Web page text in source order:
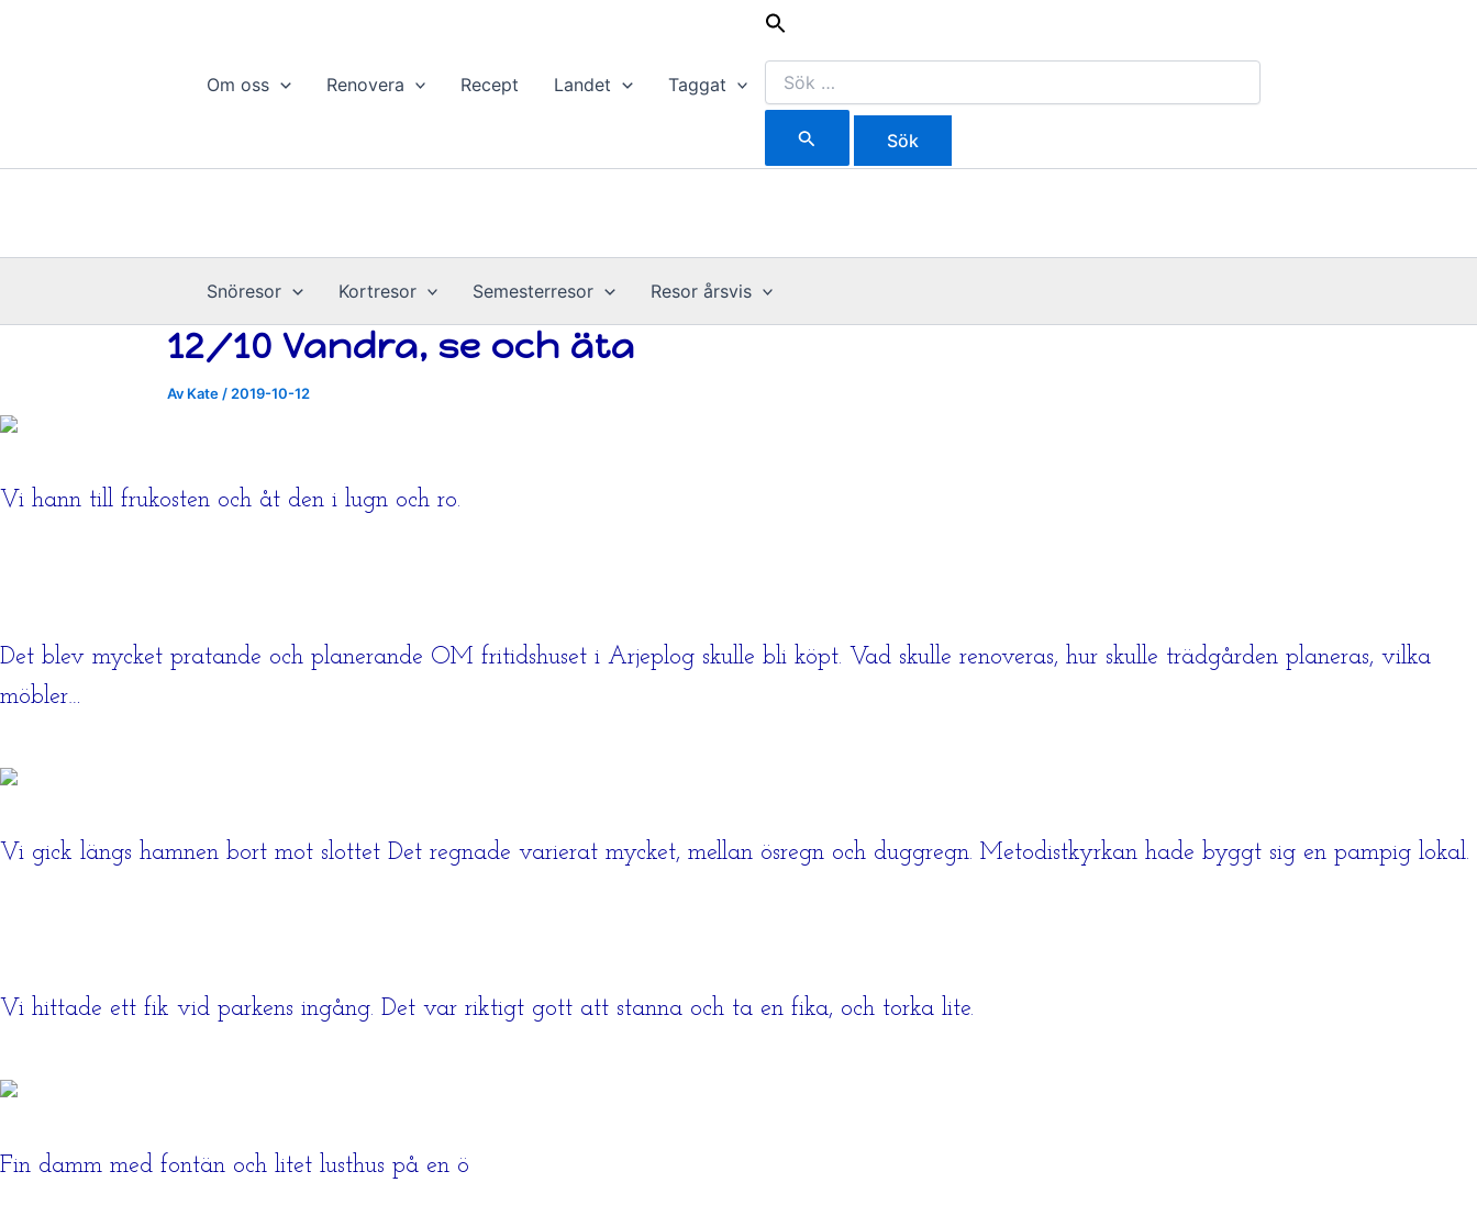
Om oss Renovera Recept Landet Taggat
Sök
efter:
Snöresor Kortresor Semesterresor Resor årsvis
12/10 Vandra, se och äta
Av Kate / 2019-10-12
Vi hann till frukosten och åt den i lugn och ro.
Det blev mycket pratande och planerande OM fritidshuset i Arjeplog skulle bli köpt. Vad skulle renoveras, hur skulle trädgården planeras, vilka
möbler…
Vi gick längs hamnen bort mot slottet Det regnade varierat mycket, mellan ösregn och duggregn. Metodistkyrkan hade byggt sig en pampig lokal.
Vi hittade ett fik vid parkens ingång. Det var riktigt gott att stanna och ta en fika, och torka lite.
Fin damm med fontän och litet lusthus på en ö